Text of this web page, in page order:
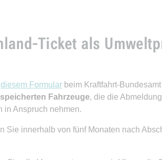
Ticket als
diesem Formular beim Kraftfahrt-Bundesamt
Fahrzeuge, die die
in Anspruch nehmen.
Sie innerhalb von fünf Monaten nach